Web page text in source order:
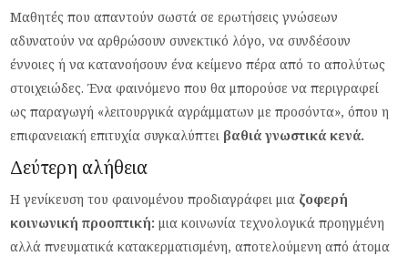
Μαθητές που απαντούν σωστά σε ερωτήσεις γνώσεων
αδυνατούν να αρθρώσουν συνεκτικό λόγο, να συνδέσουν
έννοιες ή να κατανοήσουν ένα κείμενο πέρα από το απολύτως
στοιχειώδες. Ένα φαινόμενο που θα μπορούσε να περιγραφεί
ως παραγωγή «λειτουργικά αγράμματων με προσόντα», όπου η
επιφανειακή επιτυχία συγκαλύπτει βαθιά γνωστικά κενά.
Δεύτερη αλήθεια
Η γενίκευση του φαινομένου προδιαγράφει μια ζοφερή
κοινωνική προοπτική:μια κοινωνία τεχνολογικά προηγμένη
αλλά πνευματικά κατακερματισμένη, αποτελούμενη από άτομα